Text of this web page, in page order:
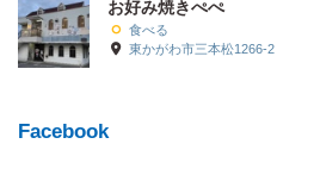
お好み焼きぺぺ
食べる
東かがわ市三本松1266-2
Facebook